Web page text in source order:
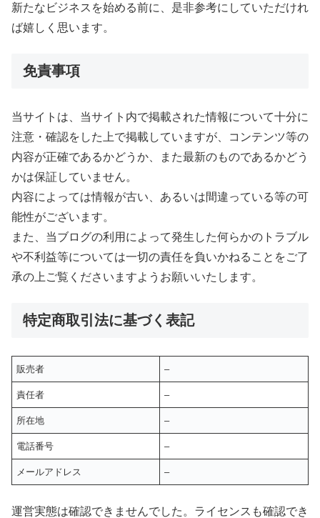
新たなビジネスを始める前に、是非参考にしていただけれ
ば嬉しく思います。
免責事項
当サイトは、当サイト内で掲載された情報について十分に
注意・確認をした上で掲載していますが、コンテンツ等の
内容が正確であるかどうか、また最新のものであるかどう
かは保証していません。
内容によっては情報が古い、あるいは間違っている等の可
能性がございます。
また、当ブログの利用によって発生した何らかのトラブル
や不利益等については一切の責任を負いかねることをご了
承の上ご覧くださいますようお願いいたします。
特定商取引法に基づく表記
販売者 –
責任者 –
所在地 –
電話番号 –
メールアドレス –
運営実態は確認できませんでした。ライセンスも確認でき